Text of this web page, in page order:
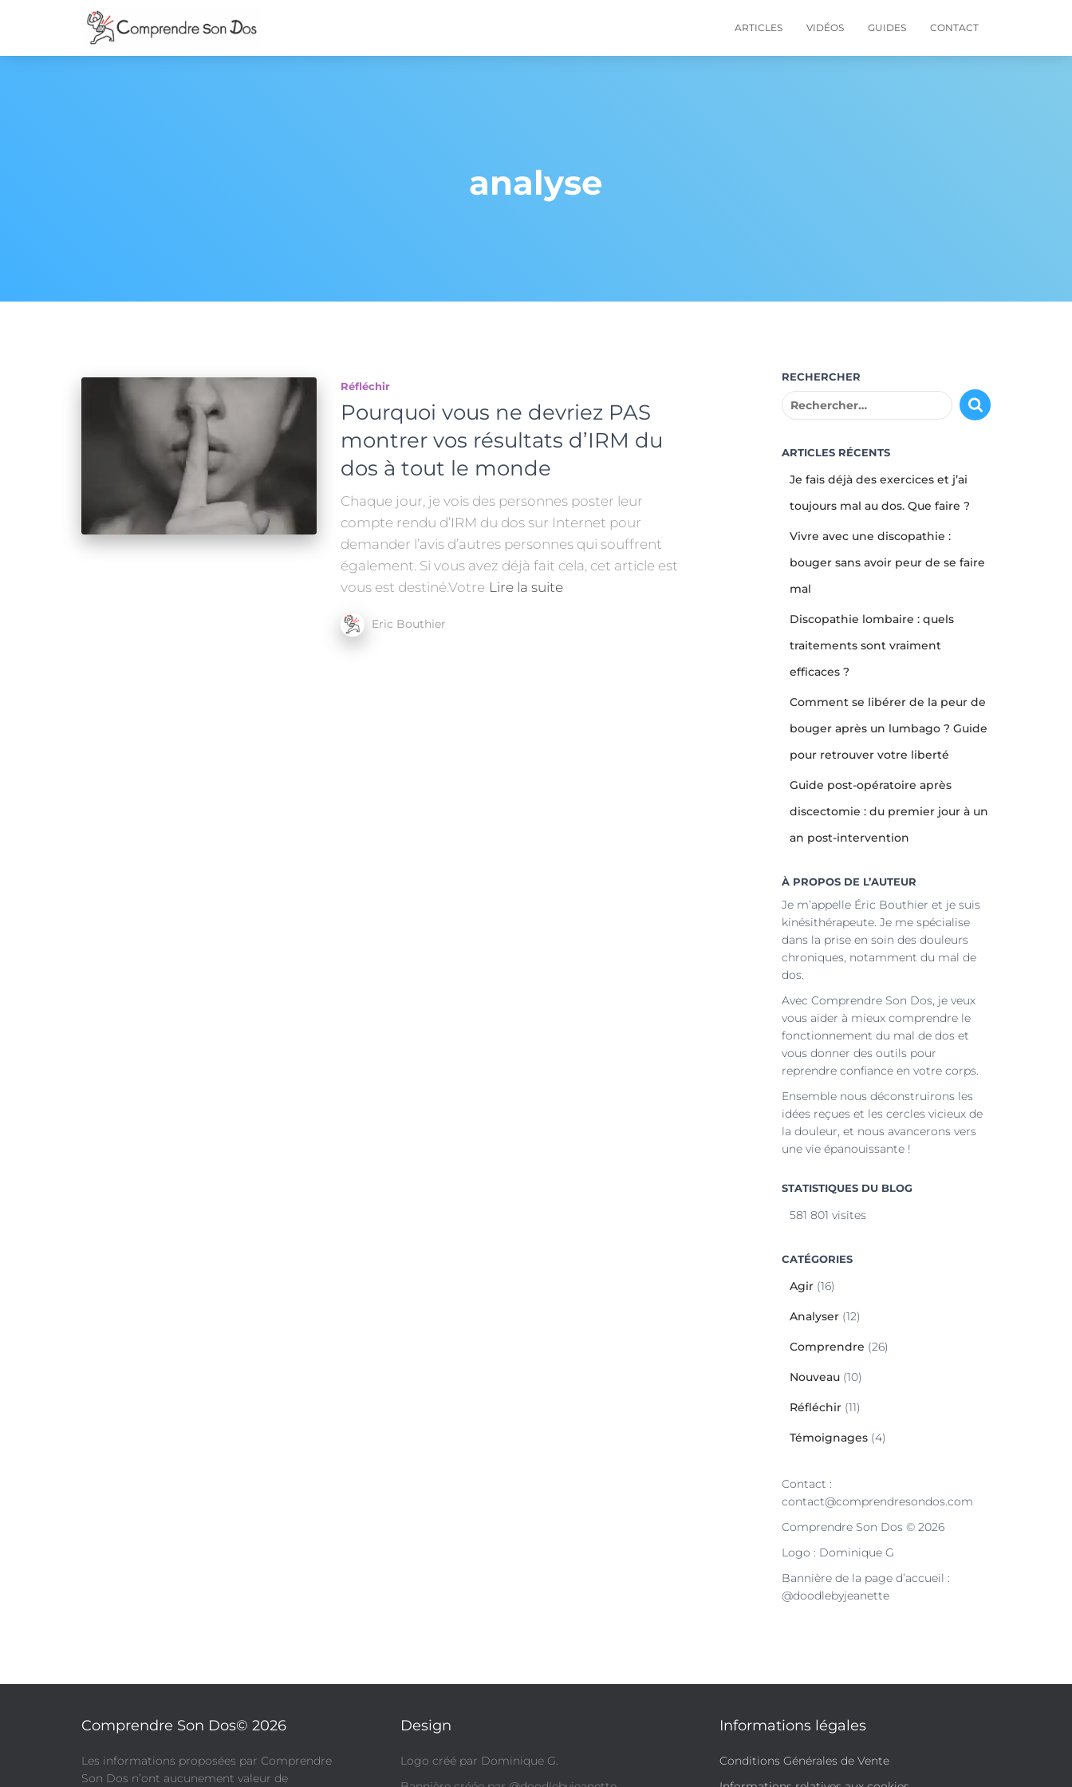
ARTICLES VIDÉOS GUIDES CONTACT
analyse
Réfléchir
Pourquoi vous ne devriez PAS
montrer vos résultats d’IRM du
dos à tout le monde
Chaque jour, je vois des personnes poster leur
compte rendu d’IRM du dos sur Internet pour
demander l’avis d’autres personnes qui souffrent
également. Si vous avez déjà fait cela, cet article est
vous est destiné.Votre Lire la suite
Eric Bouthier
RECHERCHER
R
h
ARTICLES RÉCENTS
Je fais déjà des exercices et j’ai
toujours mal au dos. Que faire ?
Vivre avec une discopathie :
bouger sans avoir peur de se faire
mal
Discopathie lombaire : quels
traitements sont vraiment
efficaces ?
Comment se libérer de la peur de
bouger après un lumbago ? Guide
pour retrouver votre liberté
Guide post-opératoire après
discectomie : du premier jour à un
an post-intervention
À PROPOS DE L’AUTEUR
Je m’appelle Éric Bouthier et je suis
kinésithérapeute. Je me spécialise
dans la prise en soin des douleurs
chroniques, notamment du mal de
dos.
Avec Comprendre Son Dos, je veux
vous aider à mieux comprendre le
fonctionnement du mal de dos et
vous donner des outils pour
reprendre confiance en votre corps.
Ensemble nous déconstruirons les
idées reçues et les cercles vicieux de
la douleur, et nous avancerons vers
une vie épanouissante !
STATISTIQUES DU BLOG
581 801 visites
CATÉGORIES
Agir(16)
Analyser(12)
Comprendre (26)
Nouveau(10)
Réfléchir(11)
Témoignages(4)
Contact :
contact@comprendresondos.com
Comprendre Son Dos © 2026
Logo : Dominique G
Bannière de la page d’accueil :
@doodlebyjeanette
Comprendre Son Dos© 2026
​Les informations proposées par Comprendre
Son Dos n’ont aucunement valeur de
Design
Logo créé par Dominique G.
Informations légales
Conditions Générales de Vente